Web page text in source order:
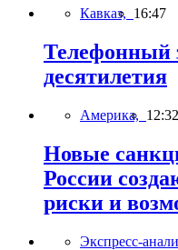
Кавказ, 16:47
Телефонный
десятилетия
Америка, 12:32
Новые
России
риски и
Экспресс-